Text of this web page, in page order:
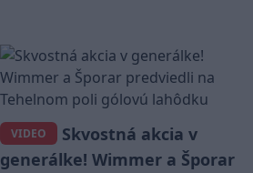
VIDEO
Skvostná akcia v
generálke! Wimmer a Šporar